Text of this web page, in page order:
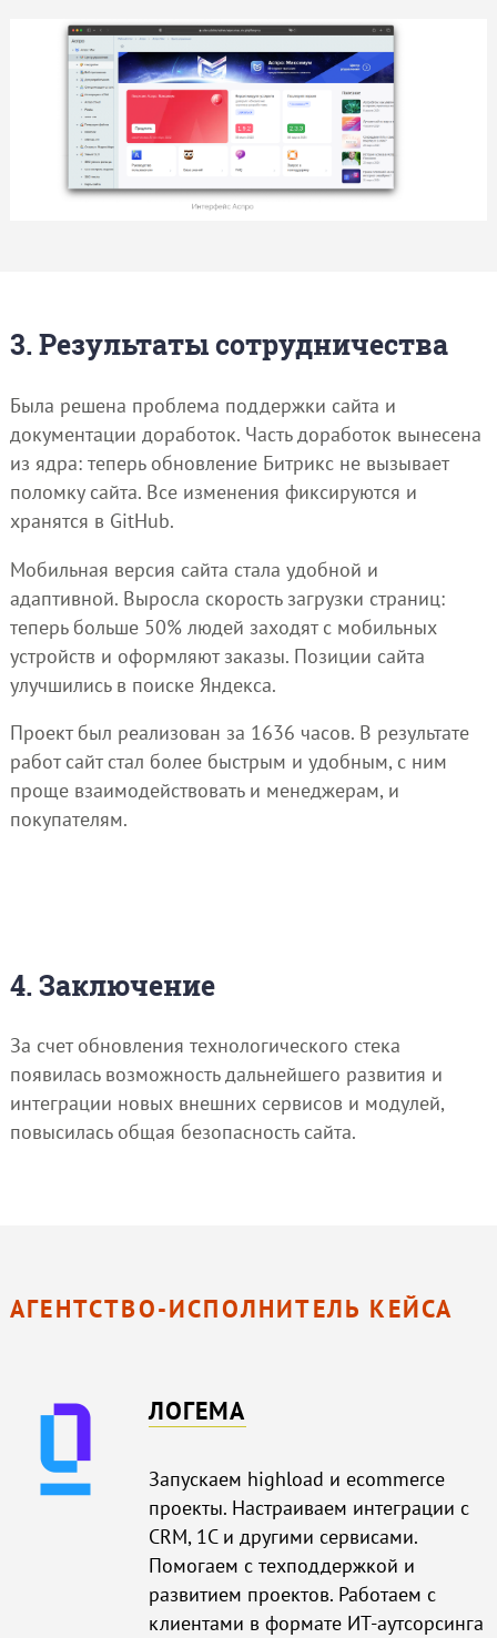
3. Результаты сотрудничества
Была решена проблема поддержки сайта и
документации доработок. Часть доработок вынесена
из ядра: теперь обновление Битрикс не вызывает
поломку сайта. Все изменения фиксируются и
хранятся в GitHub.
Мобильная версия сайта стала удобной и
адаптивной. Выросла скорость загрузки страниц:
теперь больше 50% людей заходят с мобильных
устройств и оформляют заказы. Позиции сайта
улучшились в поиске Яндекса.
Проект был реализован за 1636 часов. В результате
работ сайт стал более быстрым и удобным, с ним
проще взаимодействовать и менеджерам, и
покупателям.
4. Заключение
За счет обновления технологического стека
появилась возможность дальнейшего развития и
интеграции новых внешних сервисов и модулей,
повысилась общая безопасность сайта.
АГЕНТСТВО-ИСПОЛНИТЕЛЬ КЕЙСА
ЛОГЕМА
Запускаем highload и ecommerce
проекты. Настраиваем интеграции с
CRM, 1С и другими сервисами.
Помогаем с техподдержкой и
развитием проектов. Работаем с
клиентами в формате ИТ-аутсорсинга